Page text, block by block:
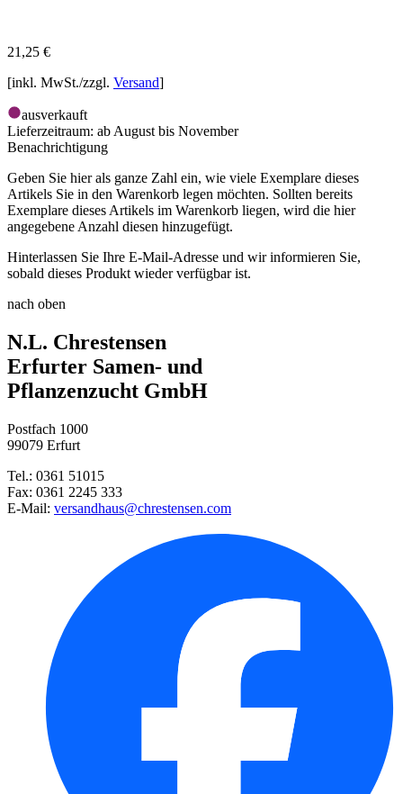
21,25 €
[inkl. MwSt./zzgl. Versand]
ausverkauft
Lieferzeitraum: ab August bis November
Benachrichtigung
Geben Sie hier als ganze Zahl ein, wie viele Exemplare dieses
Artikels Sie in den Warenkorb legen möchten. Sollten bereits
Exemplare dieses Artikels im Warenkorb liegen, wird die hier
angegebene Anzahl diesen hinzugefügt.
Hinterlassen Sie Ihre E-Mail-Adresse und wir informieren Sie,
sobald dieses Produkt wieder verfügbar ist.
nach oben
N.L. Chrestensen
Erfurter Samen- und
Pflanzenzucht GmbH
Postfach 1000
99079 Erfurt
Tel.: 0361 51015
Fax: 0361 2245 333
E-Mail: versandhaus@chrestensen.com